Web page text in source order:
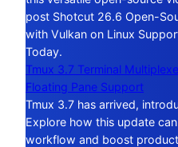
post Shotcut 26.6 Open-
with Vulkan on Linux
Today.
Tmux 3.7 Terminal
Floating Pane Support
Tmux 3.7 has arrived,
Explore how this update
workflow and boost